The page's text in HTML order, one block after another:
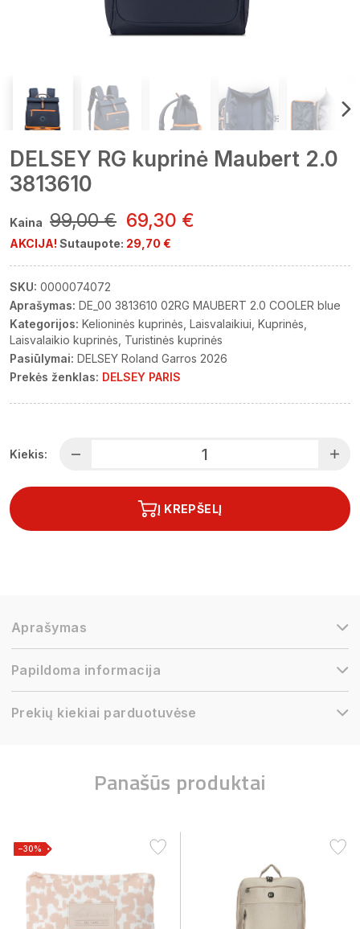
DELSEY RG kuprinė Maubert 2.0
3813610
Kaina 99,00 € 69,30 €
AKCIJA! Sutaupote: 29,70 €
SKU: 0000074072
Aprašymas: DE_00 3813610 02RG MAUBERT 2.0 COOLER blue
Kategorijos: Kelioninės kuprinės Laisvalaikiui Kuprinės
Laisvalaikio kuprinės Turistinės kuprinės
Pasiūlymai: DELSEY Roland Garros 2026
Prekės ženklas: DELSEY PARIS
Kiekis:
Į KREPŠELĮ
Aprašymas
Papildoma informacija
Prekių kiekiai parduotuvėse
Panašūs produktai
−30%